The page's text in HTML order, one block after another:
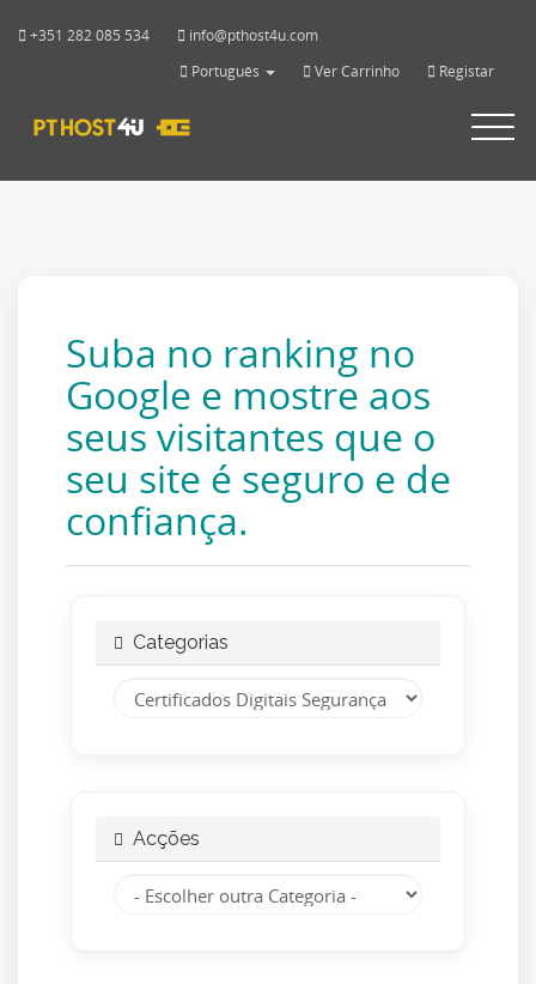
+351 282 085 534
info@pthost4u.com
Português
Ver Carrinho Registar
Toggle
Suba no ranking no
Google e mostre aos
seus visitantes que o
seu site é seguro e de
confiança.
Categorias
Acções